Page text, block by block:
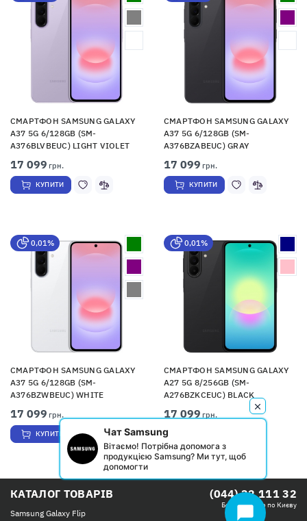
СМАРТФОН SAMSUNG GALAXY
A37 5G 6/128GB (SM-
A376BLVBEUC) LIGHT VIOLET
17 099 грн.
КУПИТИ
СМАРТФОН SAMSUNG GALAXY
A37 5G 6/128GB (SM-
A376BZABEUC) GRAY
17 099 грн.
КУПИТИ
0,01%
СМАРТФОН SAMSUNG GALAXY
A37 5G 6/128GB (SM-
A376BZWBEUC) WHITE
17 099 грн.
КУПИТИ
0,01%
СМАРТФОН SAMSUNG GALAXY
A27 5G 8/256GB (SM-
A276BZKCEUC) BLACK
17 099 грн.
КАТАЛОГ ТОВАРІВ
Samsung Galaxy Flip
(044) 32 111 32
Безкоштовно по Києву
Чат Samsung
Вітаємо! Потрібна допомога з
продукцією Samsung? Ми тут, щоб
допомогти
chat_bubble